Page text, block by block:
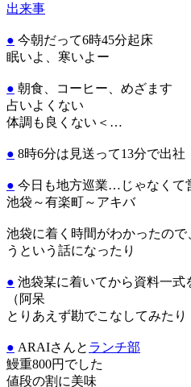
出来事
● 今朝だって6時45分起床
眠いよ、寒いよー
● 朝食、コーヒー、めざます
占いよくない
体調も良くない＜…
● 8時6分は見送って13分で出社
● 今日も地方巡業…じゃなくて
池袋～有楽町～アキバ
池袋に着く時間がわかったので
うという話になったり
● 池袋某に着いてから資料一
（阿呆
とりあえず勘でこなしてみたり
● ARAIさんと ランチ部
鰻重800円でした
値段の割に美味